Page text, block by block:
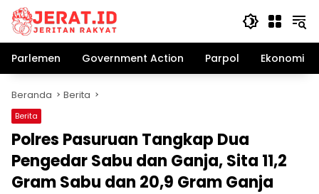
Langsung
konten
Parlemen
Government Action Parpol Ekonomi
Beranda Berita
Berita
Polres Pasuruan Tangkap Dua
Pengedar Sabu dan Ganja, Sita 11,2
Gram Sabu dan 20,9 Gram Ganja